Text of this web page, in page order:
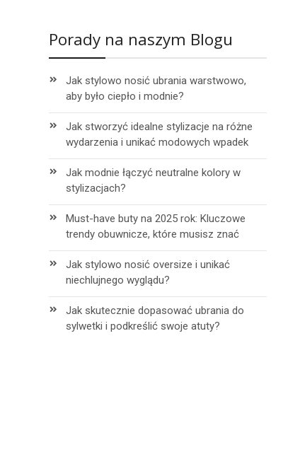
Porady na naszym Blogu
Jak stylowo nosić ubrania warstwowo,
aby było ciepło i modnie?
Jak stworzyć idealne stylizacje na różne
wydarzenia i unikać modowych wpadek
Jak modnie łączyć neutralne kolory w
stylizacjach?
Must-have buty na 2025 rok: Kluczowe
trendy obuwnicze, które musisz znać
Jak stylowo nosić oversize i unikać
niechlujnego wyglądu?
Jak skutecznie dopasować ubrania do
sylwetki i podkreślić swoje atuty?